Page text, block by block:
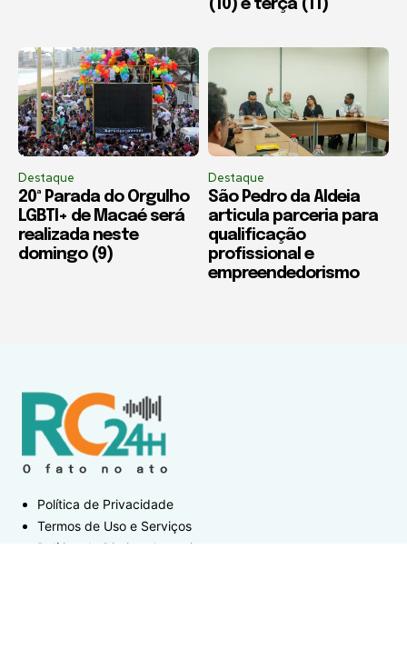
(10) e terça (11)
Destaque
20ª Parada do Orgulho
LGBTI+ de Macaé será
realizada neste
domingo (9)
Destaque
São Pedro da Aldeia
articula parceria para
qualificação
profissional e
empreendedorismo
Política de Privacidade
Termos de Uso e Serviços
Política de Direitos Autorais